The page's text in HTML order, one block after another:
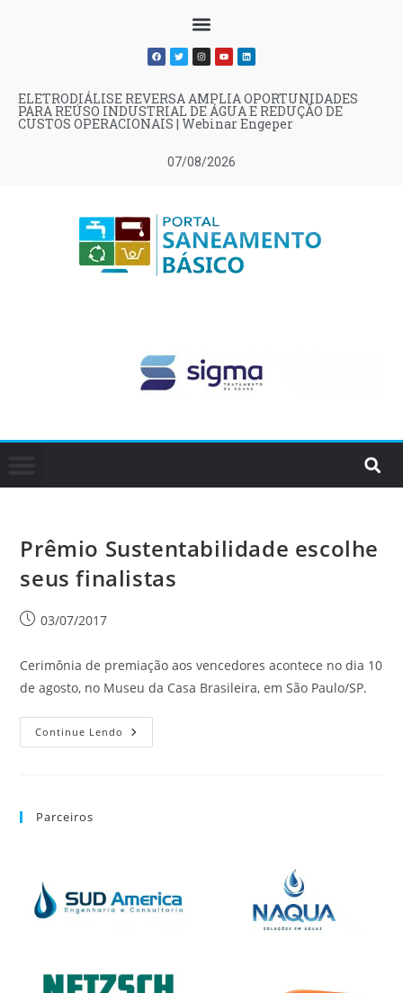
07/08/2026
ELETRODIÁLISE REVERSA AMPLIA OPORTUNIDADES
PARA REÚSO INDUSTRIAL DE ÁGUA E REDUÇÃO DE
CUSTOS OPERACIONAIS | Webinar Engeper
Prêmio Sustentabilidade escolhe
seus finalistas
03/07/2017
Cerimônia de premiação aos vencedores acontece no dia 10
de agosto, no Museu da Casa Brasileira, em São Paulo/SP.
Continue Lendo
Parceiros